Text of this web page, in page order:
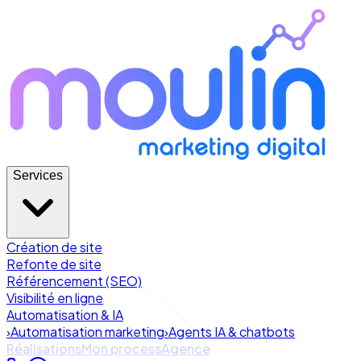
Services
Création de site
Refonte de site
Référencement (SEO)
Visibilité en ligne
Automatisation & IA
›Automatisation marketing›Agents IA & chatbots
RéalisationsMon processAgence